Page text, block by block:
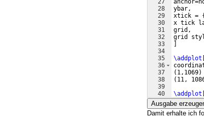
27
28
29
30
31
32
33
34
35
36
37
38
39
40
41
ybar,
xtick = {
x tick
grid,
grid
\addplot
( 1,1069)
( 11,
\addplot
Ausgabe
Damit erhalte ich